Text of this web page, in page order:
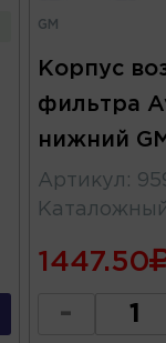
GM
Корпус
фильтра
нижний
Артикул :
1447.50
-